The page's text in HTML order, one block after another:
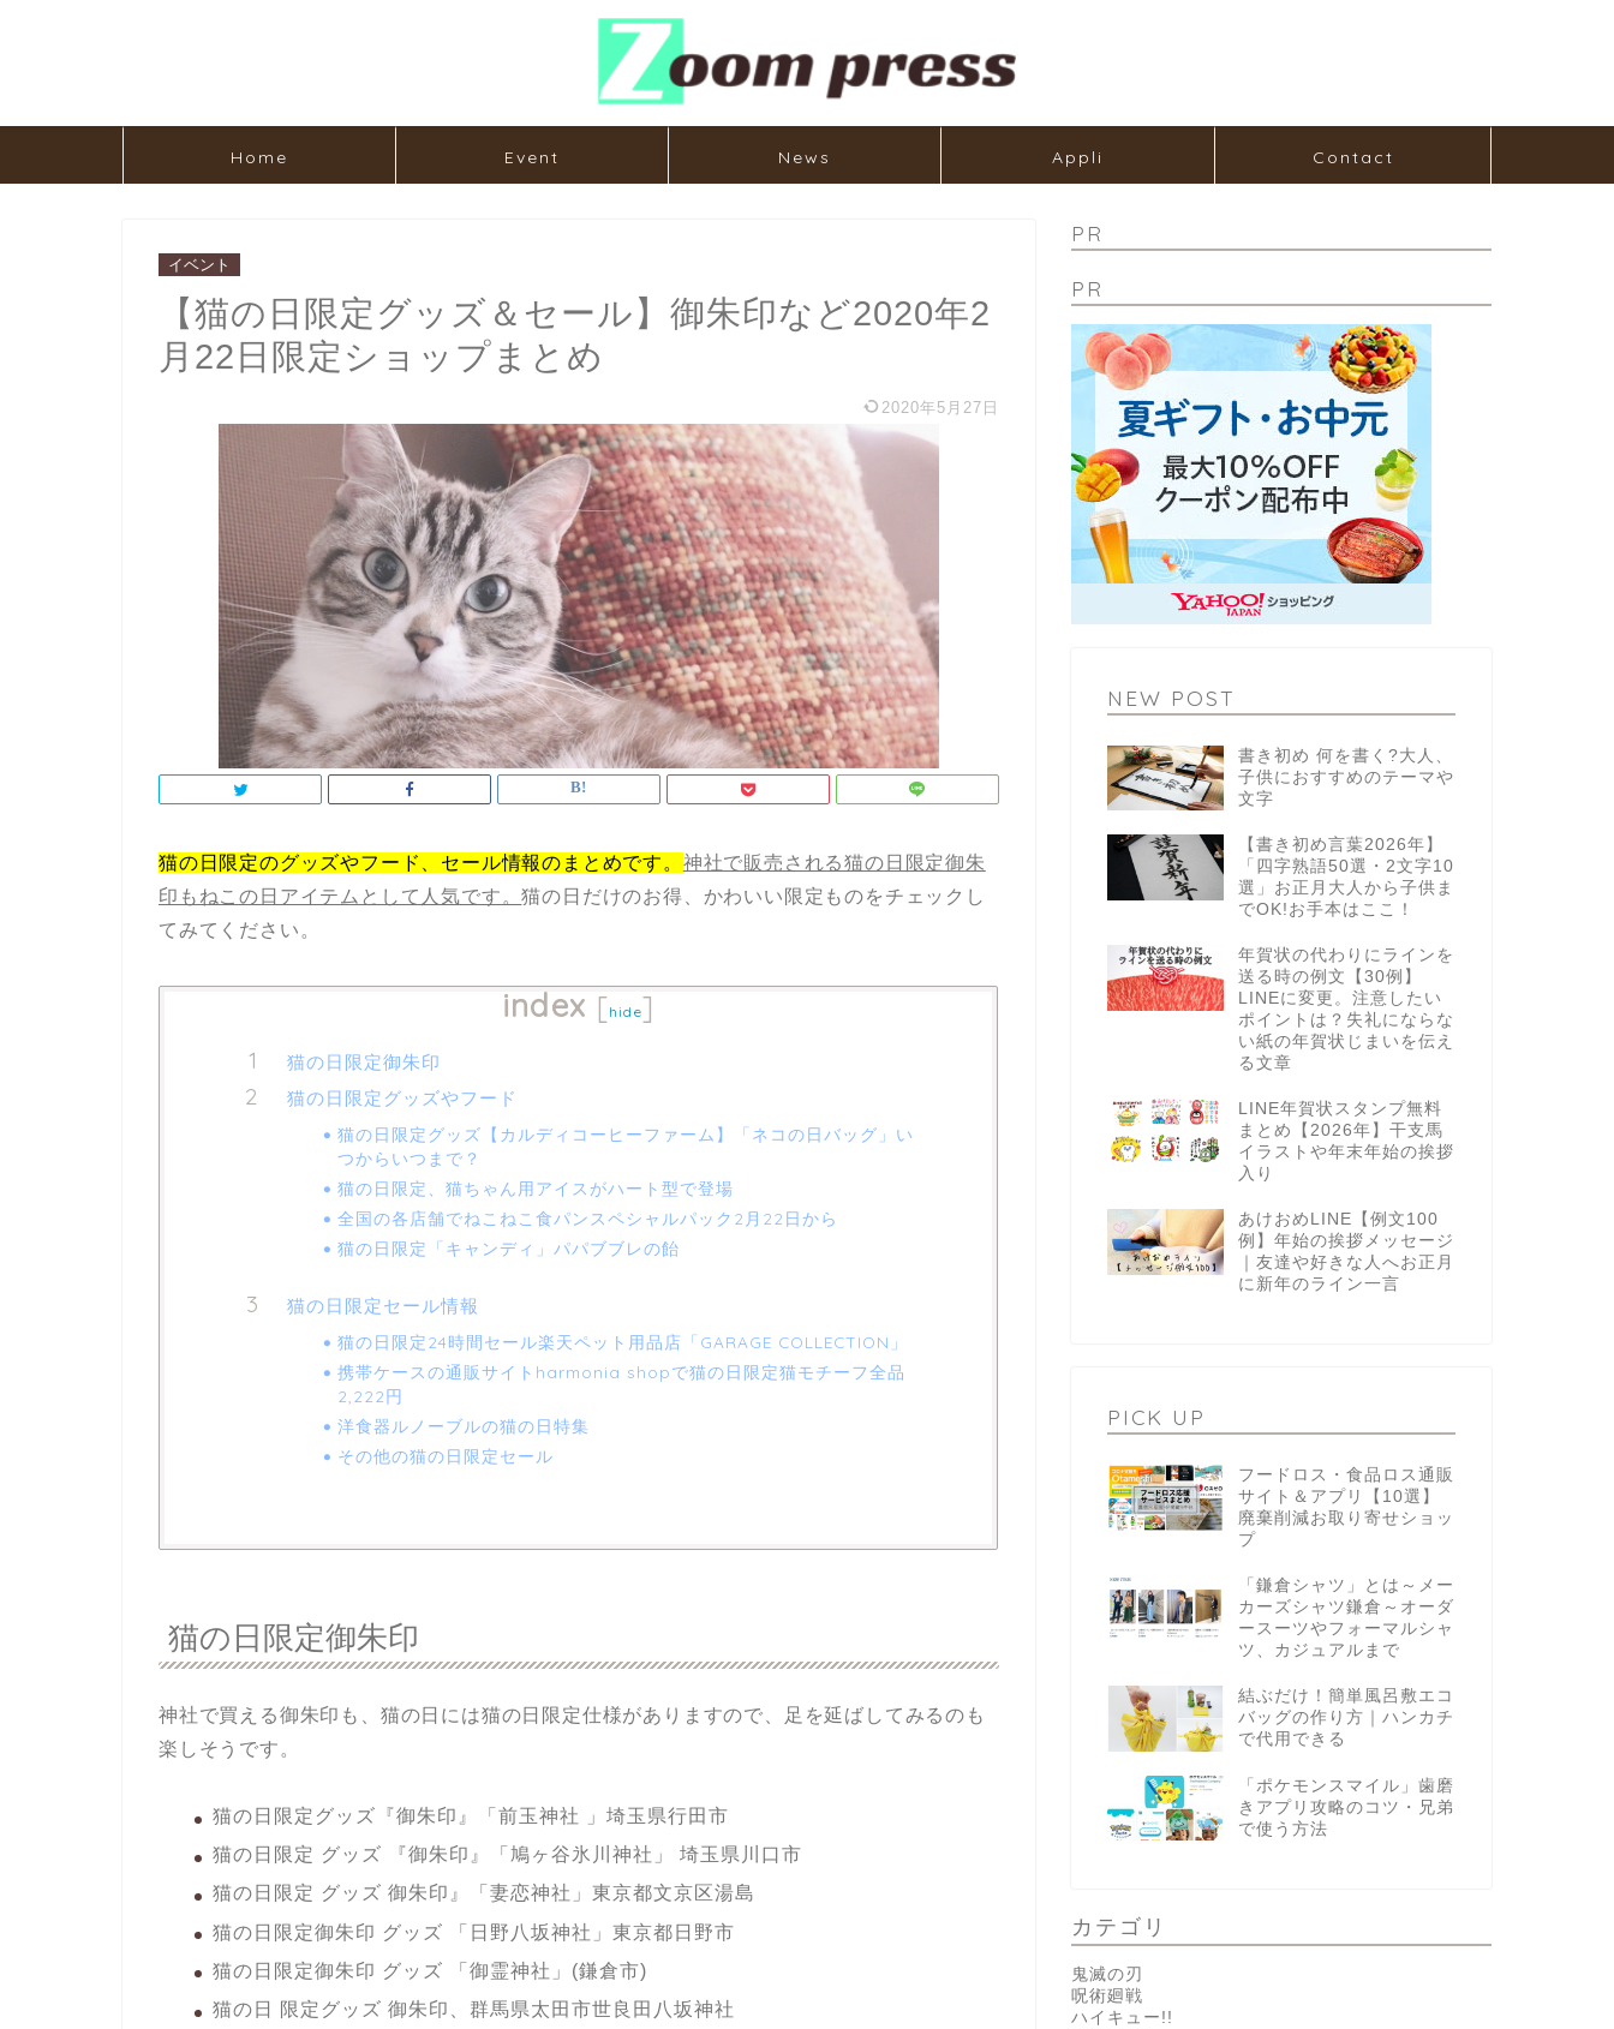
Home Event News Appli Contact
イベント
【猫の日限定グッズ＆セール】御朱印など2020年2
月22日限定ショップまとめ
2020年5月27日
猫の日限定のグッズやフード、セール情報のまとめです。 神社で販売される猫の日限定御朱
印もねこの日アイテムとして人気です。猫の日だけのお得、かわいい限定ものをチェックし
てみてください。
index [ hide]
猫の日限定御朱印
猫の日限定グッズやフード
猫の日限定グッズ【カルディコーヒーファーム】「ネコの日バッグ」い
つからいつまで？
猫の日限定、猫ちゃん用アイスがハート型で登場
全国の各店舗でねこねこ食パンスペシャルパック2月22日から
猫の日限定「キャンディ」パパブブレの飴
猫の日限定セール情報
猫の日限定24時間セール楽天ペット用品店「GARAGE COLLECTION」
携帯ケースの通販サイトharmonia shopで猫の日限定猫モチーフ全品
2,222円
洋食器ルノーブルの猫の日特集
その他の猫の日限定セール
猫の日限定御朱印
神社で買える御朱印も、猫の日には猫の日限定仕様がありますので、足を延ばしてみるのも
楽しそうです。
猫の日限定グッズ『御朱印』「前玉神社 」埼玉県行田市
猫の日限定 グッズ 『御朱印』「鳩ヶ谷氷川神社」 埼玉県川口市
猫の日限定 グッズ 御朱印』「妻恋神社」東京都文京区湯島
猫の日限定御朱印 グッズ 「日野八坂神社」東京都日野市
猫の日限定御朱印 グッズ 「御霊神社」(鎌倉市)
猫の日 限定グッズ 御朱印、群馬県太田市世良田八坂神社
PR
PR
NEW POST
書き初め 何を書く?大人、
子供におすすめのテーマや
文字
【書き初め言葉2026年】
「四字熟語50選・2文字10
選」お正月大人から子供ま
でOK!お手本はここ！
年賀状の代わりにラインを
送る時の例文【30例】
LINEに変更。注意したい
ポイントは？失礼にならな
い紙の年賀状じまいを伝え
る文章
LINE年賀状スタンプ無料
まとめ【2026年】干支馬
イラストや年末年始の挨拶
入り
あけおめLINE【例文100
例】年始の挨拶メッセージ
｜友達や好きな人へお正月
に新年のライン一言
PICK UP
フードロス・食品ロス通販
サイト＆アプリ【10選】
廃棄削減お取り寄せショッ
プ
「鎌倉シャツ」とは～メー
カーズシャツ鎌倉～オーダ
ースーツやフォーマルシャ
ツ、カジュアルまで
結ぶだけ！簡単風呂敷エコ
バッグの作り方｜ハンカチ
で代用できる
「ポケモンスマイル」歯磨
きアプリ攻略のコツ・兄弟
で使う方法
カテゴリ
鬼滅の刃
呪術廻戦
ハイキュー!!